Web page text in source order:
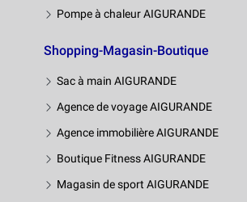
Pompe à chaleur AIGURANDE
Shopping-Magasin-Boutique
Sac à main AIGURANDE
Agence de voyage AIGURANDE
Agence immobilière AIGURANDE
Boutique Fitness AIGURANDE
Magasin de sport AIGURANDE